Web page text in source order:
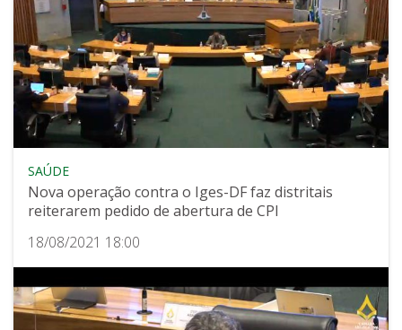
SAÚDE
Nova operação contra o Iges-DF faz distritais
reiterarem pedido de abertura de CPI
18/08/2021 18:00